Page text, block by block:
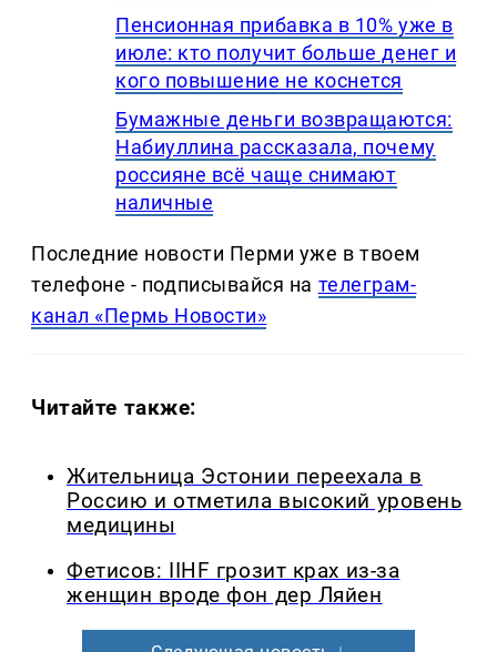
Пенсионная прибавка в 10% уже в
июле: кто получит больше денег и
кого повышение не коснется
Бумажные деньги возвращаются:
Набиуллина рассказала, почему
россияне всё чаще снимают
наличные
Последние новости Перми уже в твоем
телефоне - подписывайся на телеграм-
канал «Пермь Новости»
Читайте также:
Жительница Эстонии переехала в
Россию и отметила высокий уровень
медицины
Фетисов: IIHF грозит крах из-за
женщин вроде фон дер Ляйен